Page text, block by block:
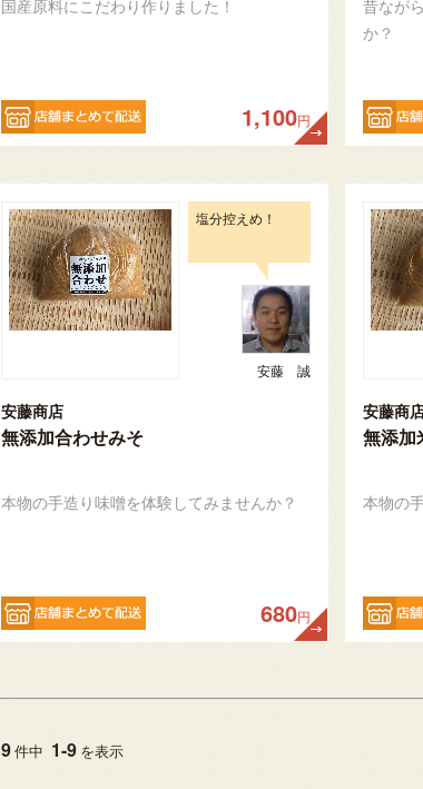
国産原料にこだわり作りました！
1,100円
昔なが
か？
塩分控えめ！
安藤 誠
安藤商店
無添加合わせみそ
本物の手造り味噌を体験してみませんか？
680円
安藤商
無添加
本物の
9件中 1-9 を表示